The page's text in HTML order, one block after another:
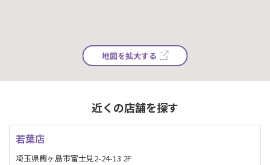
地図を拡大する
近くの店舗を探す
若葉店
埼玉県鶴ヶ島市富士見2-24-13 2F